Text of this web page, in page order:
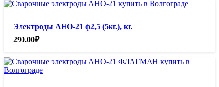
Электроды АНО-21 ф2,5 (5кг.), кг.
290.00₽